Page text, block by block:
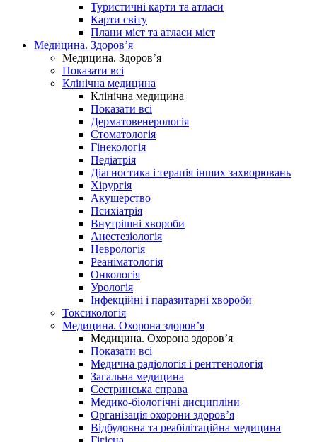
Туристичні карти та атласи
Карти світу
Плани міст та атласи міст
Медицина. Здоров’я
Медицина. Здоров’я
Показати всі
Клінічна медицина
Клінічна медицина
Показати всі
Дерматовенерологія
Стоматологія
Гінекологія
Педіатрія
Діагностика і терапія інших захворювань
Хірургія
Акушерство
Психіатрія
Внутрішні хвороби
Анестезіологія
Неврологія
Реаніматологія
Онкологія
Урологія
Інфекційні і паразитарні хвороби
Токсикологія
Медицина. Охорона здоров’я
Медицина. Охорона здоров’я
Показати всі
Медична радіологія і рентгенологія
Загальна медицина
Сестринська справа
Медико-біологічні дисципліни
Організація охорони здоров’я
Відбудовна та реабілітаційна медицина